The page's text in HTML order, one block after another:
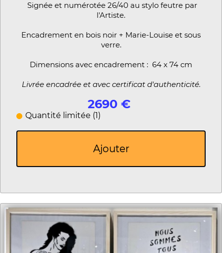
Signée et numérotée 26/40 au stylo feutre par
l'Artiste.
Encadrement en bois noir + Marie-Louise et sous
verre.
Dimensions avec encadrement : 64 x 74 cm
Livrée encadrée et avec certificat d'authenticité.
2690 €
Quantité limitée (1)
Ajouter